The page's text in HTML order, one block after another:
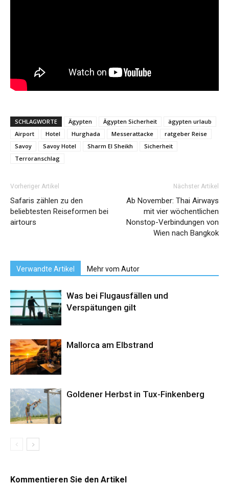
SCHLAGWORTE Ägypten Ägypten Sicherheit
ägypten urlaub
Airport
Hotel Hurghada Messerattacke
ratgeber Reise
Savoy
Savoy Hotel Sharm El Sheikh
Sicherheit
Terroranschlag
Vorheriger Artikel
Safaris zählen zu den
beliebtesten Reiseformen bei
airtours
Nächster Artikel
Ab November: Thai Airways
mit vier wöchentlichen
Nonstop-Verbindungen von
Wien nach Bangkok
Verwandte Artikel Mehr vom Autor
Was bei Flugausfällen und
Verspätungen gilt
Mallorca am Elbstrand
Goldener Herbst in Tux-Finkenberg
Kommentieren Sie den Artikel